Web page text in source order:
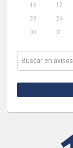
16
17
23
24
30
31